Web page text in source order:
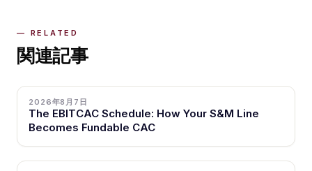
関連記事
2026年8月7日
The EBITCAC Schedule: How Your S&M Line
Becomes Fundable CAC